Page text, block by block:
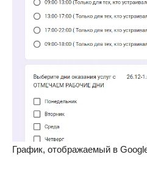
График, отображаемый в